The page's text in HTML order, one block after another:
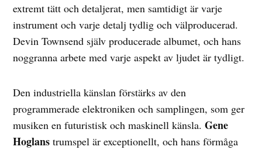
extremt tätt och detaljerat, men samtidigt är varje
instrument och varje detalj tydlig och välproducerad.
Devin Townsend själv producerade albumet, och hans
noggranna arbete med varje aspekt av ljudet är tydligt.
Den industriella känslan förstärks av den
programmerade elektroniken och samplingen, som ger
musiken en futuristisk och maskinell känsla.Gene
Hoglans trumspel är exceptionellt, och hans förmåga